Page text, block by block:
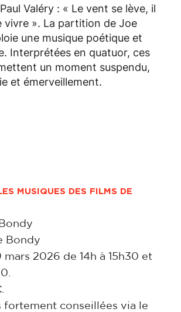
Valéry : « Le vent se lève, il
». La partition de Joe
une musique poétique et
Interprétées en quatuor, ces
un moment suspendu,
et émerveillement.
MUSIQUES DES FILMS DE
Bondy
mars 2026 de 14h à 15h30 et
fortement conseillées via le